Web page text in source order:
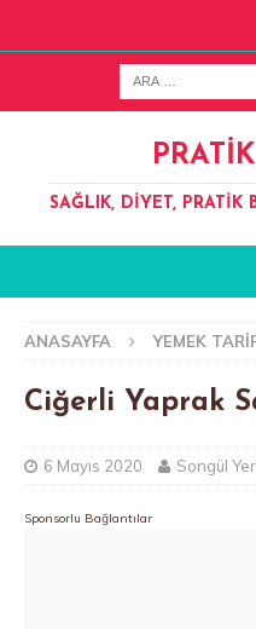
SAĞLIK, DIYET, PRATIK
ANASAYFA YEMEK
Ciğerli Yaprak
6 Mayıs 2020 Songül
Sponsorlu Bağlantılar